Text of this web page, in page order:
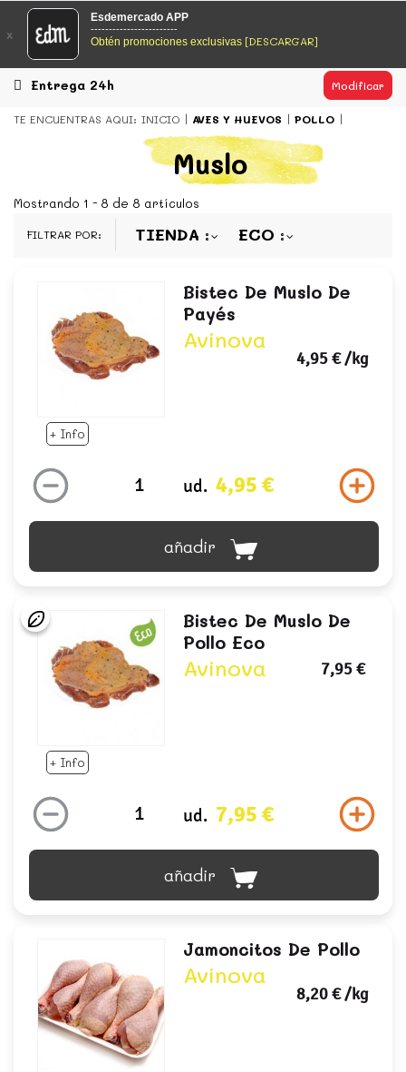
EsDeMercado.com
EsDeMercado.com
los mejores mercados de Barcelona y de productores
locales.
READ MORE
EsDeMercado.com
te lleva a casa los mejores productos de
los mejores mercados de Barcelona y de productores
x
Esdemercado APP
------------------------
Obtén promociones exclusivas [DESCARGAR]
Entrega 24h Modificar
TE ENCUENTRAS AQUI: INICIO AVES Y HUEVOS POLLO
Muslo
Mostrando 1 - 8 de 8 artículos
FILTRAR POR: TIENDA ECO
+ Info
Bistec De Muslo De
Payés
Avinova
4,95 €/kg
ud. 4,95 €
añadir
+ Info
Bistec De Muslo De
Pollo Eco
Avinova 7,95 €
ud. 7,95 €
añadir
Jamoncitos De Pollo
Avinova
8,20 €/kg